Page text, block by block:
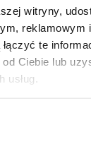
witryny,
reklamowym
te
Ciebie lub